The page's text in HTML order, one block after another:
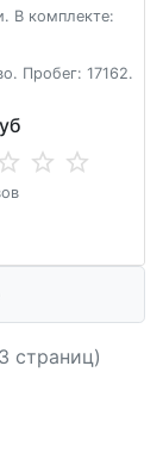
В комплектe:
Пробег: 17162.
страниц)